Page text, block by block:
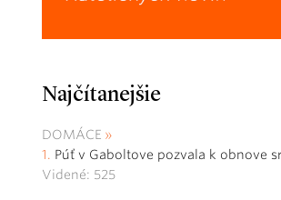
Najčítanejšie
DOMÁCE
Púť v Gaboltove pozvala k obnove
Videné: 525